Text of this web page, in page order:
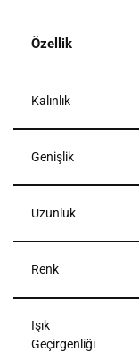
Özellik
Kalınlık
Genişlik
Uzunluk
Renk
Işık
Geçirgenliği